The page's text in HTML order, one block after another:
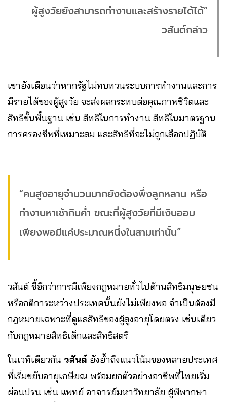
ผู้สูงวัยยังสามารถทำงานและสร้างรายได้ได้”
วสันต์กล่าว
เขายังเตือนว่าหากรัฐไม่ทบทวนระบบการทำงานและการ
มีรายได้ของผู้สูงวัย จะส่งผลกระทบต่อคุณภาพชีวิตและ
สิทธิขั้นพื้นฐาน เช่น สิทธิในการทำงาน สิทธิในมาตรฐาน
การครองชีพที่เหมาะสม และสิทธิที่จะไม่ถูกเลือกปฏิบัติ
“คนสูงอายุจำนวนมากยังต้องพึ่งลูกหลาน หรือ
ทำงานหาเช้ากินค่ำ ขณะที่ผู้สูงวัยที่มีเงินออม
เพียงพอมีแค่ประมาณหนึ่งในสามเท่านั้น”
วสันต์ ชี้อีกว่าการมีเพียงกฎหมายทั่วไปด้านสิทธิมนุษยชน
หรือกติการะหว่างประเทศนั้นยังไม่เพียงพอ จำเป็นต้องมี
กฎหมายเฉพาะที่ดูแลสิทธิของผู้สูงอายุโดยตรง เช่นเดียว
กับกฎหมายสิทธิเด็กและสิทธิสตรี
ในเวทีเดียวกัน วสันต์ ยังย้ำถึงแนวโน้มของหลายประเทศ
ที่เริ่มขยับอายุเกษียณ พร้อมยกตัวอย่างอาชีพที่ไทยเริ่ม
ผ่อนปรน เช่น แพทย์ อาจารย์มหาวิทยาลัย ผู้พิพากษา